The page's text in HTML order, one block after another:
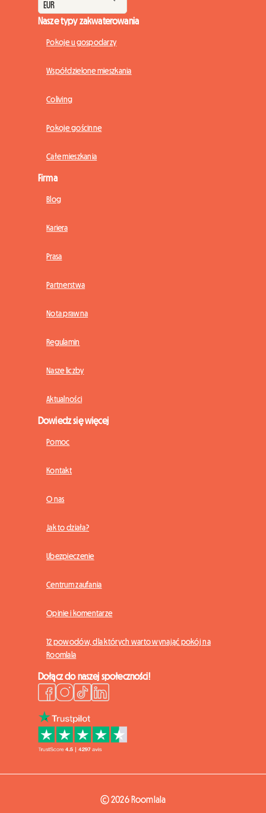
Nasze typy zakwaterowania
Pokoje u gospodarzy
Współdzielone mieszkania
Coliving
Pokoje gościnne
Całe mieszkania
Firma
Blog
Kariera
Prasa
Partnerstwa
Nota prawna
Regulamin
Nasze liczby
Aktualności
Dowiedz się więcej
Pomoc
Kontakt
O nas
Jak to działa?
Ubezpieczenie
Centrum zaufania
Opinie i komentarze
12 powodów, dla których warto wynająć pokój na
Roomlala
Dołącz do naszej społeczności!
© 2026 Roomlala